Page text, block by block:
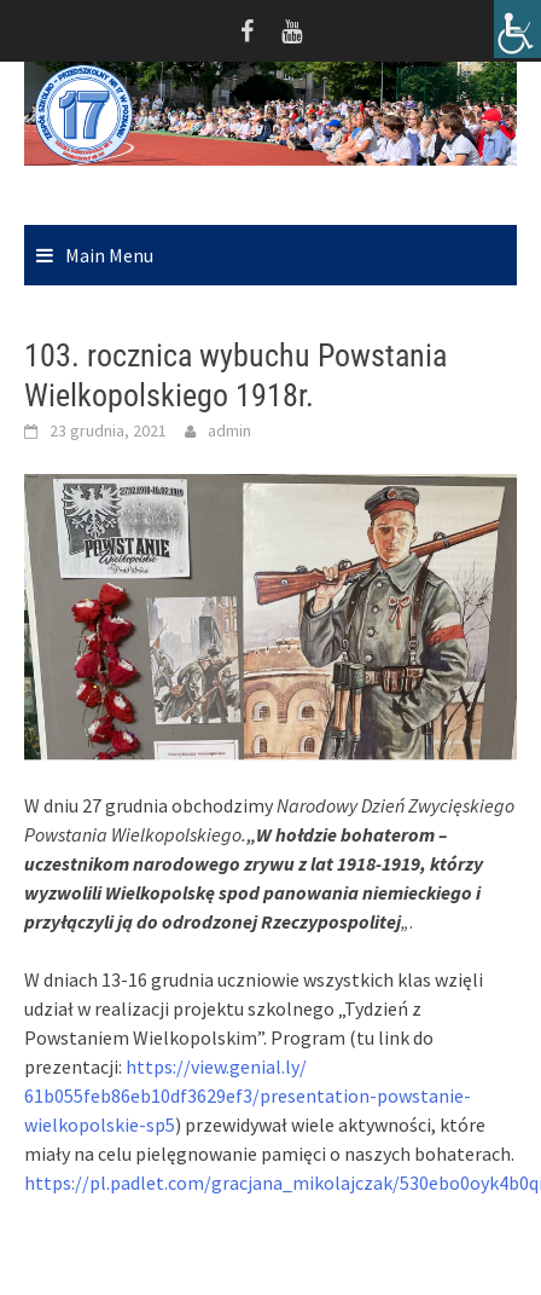
content
Main Menu
103. rocznica wybuchu Powstania
Wielkopolskiego 1918r.
23 grudnia, 2021 admin
W dniu 27 grudnia obchodzimyNarodowy Dzień Zwycięskiego
Powstania Wielkopolskiego.„W hołdzie bohaterom –
uczestnikom narodowego zrywu z lat 1918-1919, którzy
wyzwolili Wielkopolskę spod panowania niemieckiego i
przyłączyli ją do odrodzonej Rzeczypospolitej„.
W dniach 13-16 grudnia uczniowie wszystkich klas wzięli
udział w realizacji projektu szkolnego „Tydzień z
Powstaniem Wielkopolskim”. Program (tu link do
prezentacji: https://view.genial.ly/
61b055feb86eb10df3629ef3/presentation-powstanie-
wielkopolskie-sp5) przewidywał wiele aktywności, które
miały na celu pielęgnowanie pamięci o naszych bohaterach.
https://pl.padlet.com/gracjana_mikolajczak/